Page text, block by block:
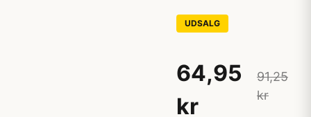
UDSALG
64,95
kr
91,25
kr